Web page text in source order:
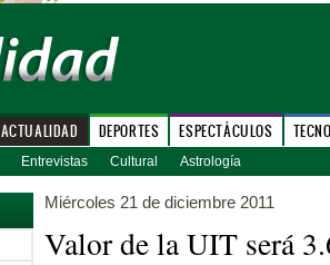
ACTUALIDAD DEPORTES ESPECTÁCULOS
Entrevistas Cultural Astrología
Miércoles 21 de diciembre 2011
Valor de la UIT será